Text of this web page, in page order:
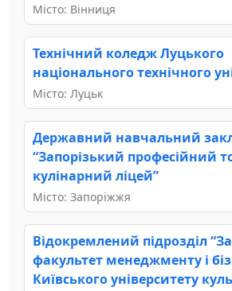
Місто: Вінниця
Технічний коледж Луцького
національного технічного
Місто: Луцьк
Державний навчальний
“Запорізький професійний
кулінарний ліцей”
Місто: Запоріжжя
Відокремлений підрозділ
факультет менеджменту і
Київського університету